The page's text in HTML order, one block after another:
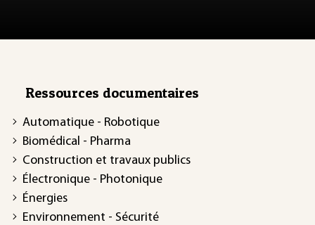
Ressources documentaires
Automatique - Robotique
Biomédical - Pharma
Construction et travaux publics
Électronique - Photonique
Énergies
Environnement - Sécurité